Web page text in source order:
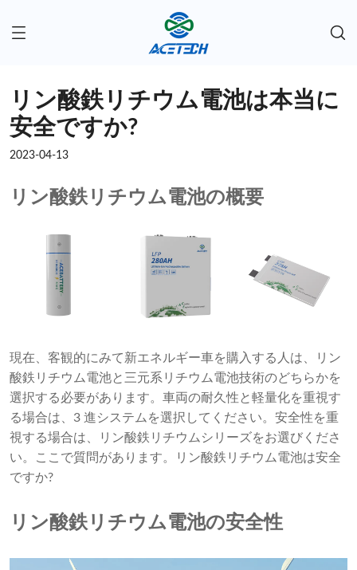
リン酸鉄リチウム電池は本当に
安全ですか?
2023-04-13
リン酸鉄リチウム電池の概要
現在、客観的にみて新エネルギー車を購入する人は、リン
酸鉄リチウム電池と三元系リチウム電池技術のどちらかを
選択する必要があります。車両の耐久性と軽量化を重視す
る場合は、3 進システムを選択してください。安全性を重
視する場合は、リン酸鉄リチウムシリーズをお選びくださ
い。ここで質問があります。リン酸鉄リチウム電池は安全
ですか?
リン酸鉄リチウム電池の安全性